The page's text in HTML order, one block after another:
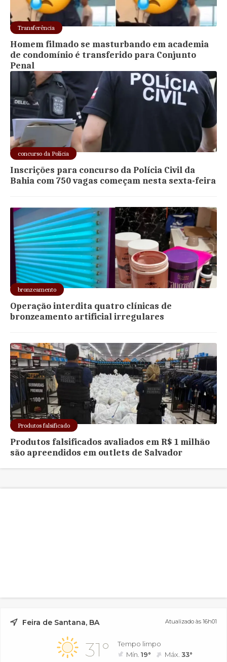
Transferência
Homem filmado se masturbando em academia
de condomínio é transferido para Conjunto
Penal
concurso da Polícia
Inscrições para concurso da Polícia Civil da
Bahia com 750 vagas começam nesta sexta-feira
bronzeamento
Operação interdita quatro clínicas de
bronzeamento artificial irregulares
Produtos falsificado
Produtos falsificados avaliados em R$ 1 milhão
são apreendidos em outlets de Salvador
Feira de Santana, BA Atualizado às 16h01
31°
Tempo limpo
Mín.19° Máx.33°